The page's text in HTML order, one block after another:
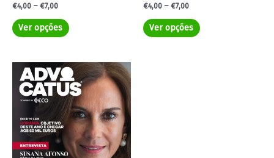
€4,00 – €7,00
Ver opções
€4,00 – €7,00
Ver opções
Price
range:
€4,00
through
€7,00
This
product
has
multiple
variants.
The
options